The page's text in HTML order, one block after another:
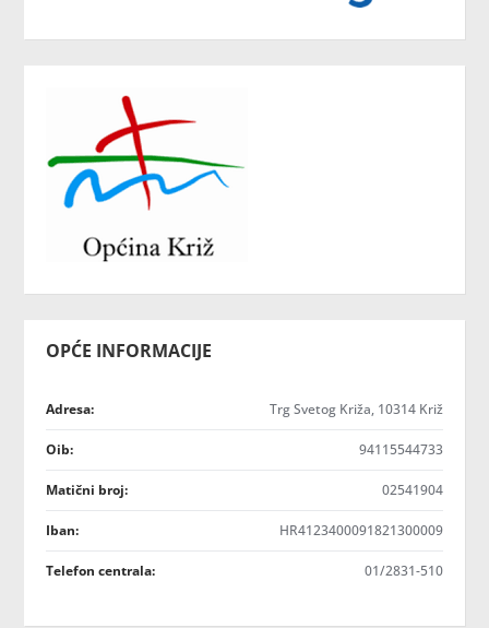
OPĆE INFORMACIJE
Adresa: Trg Svetog Križa, 10314 Križ
Oib: 94115544733
Matični broj: 02541904
Iban: HR4123400091821300009
Telefon centrala: 01/2831-510